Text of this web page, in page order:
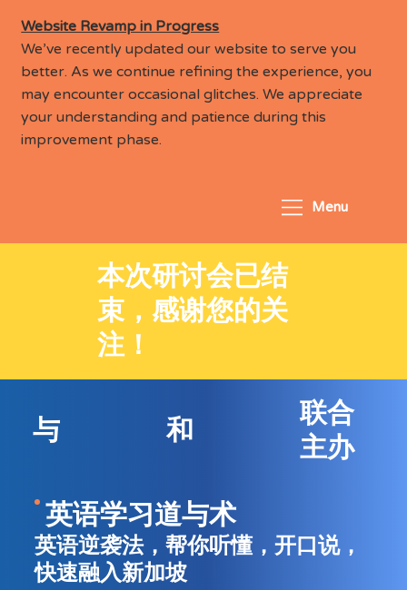
与 和
联合
主办
英语学习道与术
英语逆袭法，帮你听懂，开口说，
快速融入新加坡
本次研讨会已结
束，感谢您的关
注！
Website Revamp in Progress
We’ve recently updated our website to serve you
better. As we continue refining the experience, you
may encounter occasional glitches. We appreciate
your understanding and patience during this
improvement phase.
Menu